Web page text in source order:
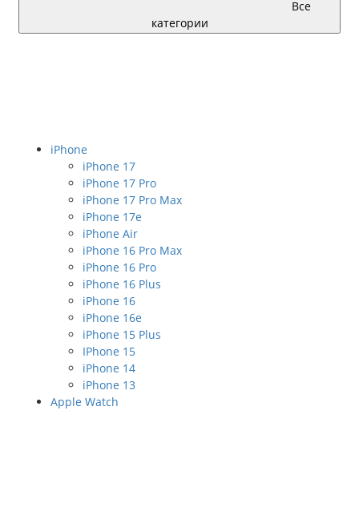
Все
категории
iPhone
iPhone 17
iPhone 17 Pro
iPhone 17 Pro Max
iPhone 17e
iPhone Air
iPhone 16 Pro Max
iPhone 16 Pro
iPhone 16 Plus
iPhone 16
iPhone 16e
iPhone 15 Plus
IPhone 15
iPhone 14
iPhone 13
Apple Watch